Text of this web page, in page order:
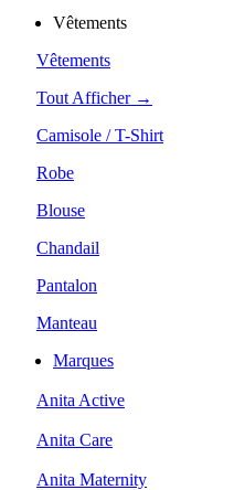
Vêtements
Vêtements
Tout Afficher →
Camisole / T-Shirt
Robe
Blouse
Chandail
Pantalon
Manteau
Marques
Anita Active
Anita Care
Anita Maternity